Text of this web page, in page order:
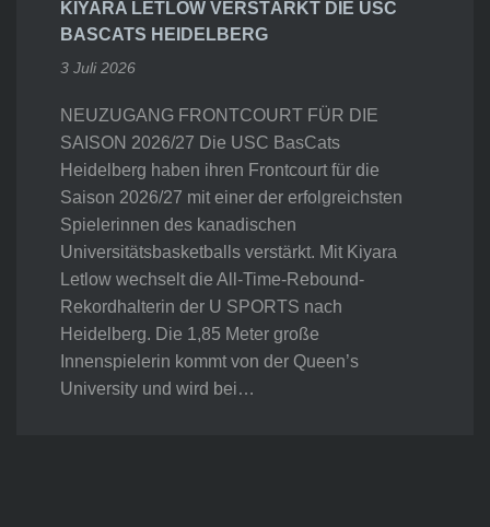
KIYARA LETLOW VERSTÄRKT DIE USC
BASCATS HEIDELBERG
3 Juli 2026
NEUZUGANG FRONTCOURT FÜR DIE
SAISON 2026/27 Die USC BasCats
Heidelberg haben ihren Frontcourt für die
Saison 2026/27 mit einer der erfolgreichsten
Spielerinnen des kanadischen
Universitätsbasketballs verstärkt. Mit Kiyara
Letlow wechselt die All-Time-Rebound-
Rekordhalterin der U SPORTS nach
Heidelberg. Die 1,85 Meter große
Innenspielerin kommt von der Queen’s
University und wird bei…